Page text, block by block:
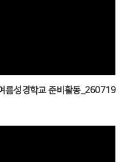
름성경학교 준비활동_260719